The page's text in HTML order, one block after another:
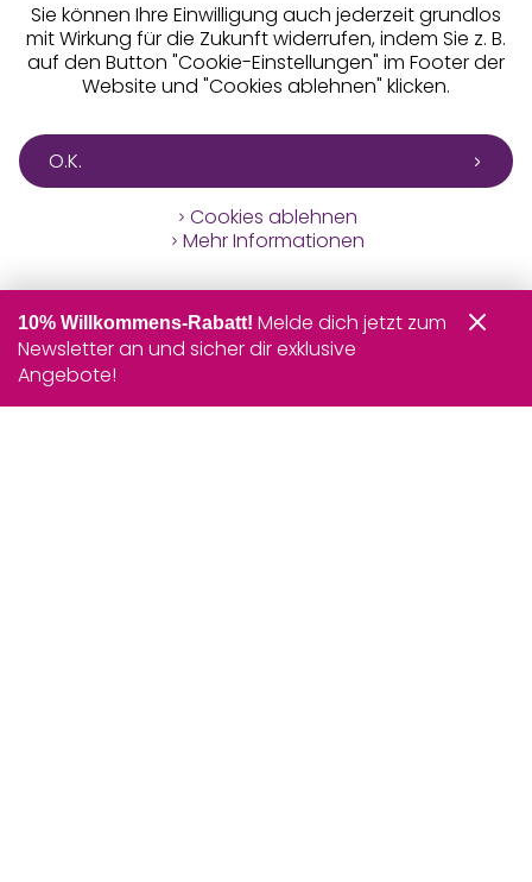
Sie können Ihre Einwilligung auch jederzeit grundlos
mit Wirkung für die Zukunft widerrufen, indem Sie z. B.
auf den Button "Cookie-Einstellungen" im Footer der
Website und "Cookies ablehnen" klicken.
O.K.
Cookies ablehnen
Mehr Informationen
10% Willkommens-Rabatt! Melde dich jetzt zum
Newsletter an und sicher dir exklusive
Angebote!